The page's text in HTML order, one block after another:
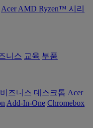
Acer AMD Ryzen™ 시리
니스 교육 부품
즈니스 데스크톱 Acer
Add-In-One Chromebox